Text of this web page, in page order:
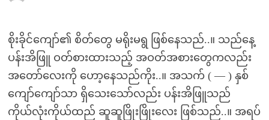
စိုးခိုင်ကျော်၏ စိတ်တွေ မရိုးမရွ ဖြစ်နေသည်..။ သည်နေ့
ပန်းအိဖြူ ဝတ်စားထားသည့် အဝတ်အစားတွေကလည်း
အတော်လေးကို ဟော့နေသည်ကိုး..။ အသက် ( — ) နှစ်
ကျော်ကျော်သာ ရှိသေးသော်လည်း ပန်းအိဖြူသည်
ကိုယ်လုံးကိုယ်ထည် ဆူဆူဖြိုးဖြိုးလေး ဖြစ်သည်..။ အရပ်